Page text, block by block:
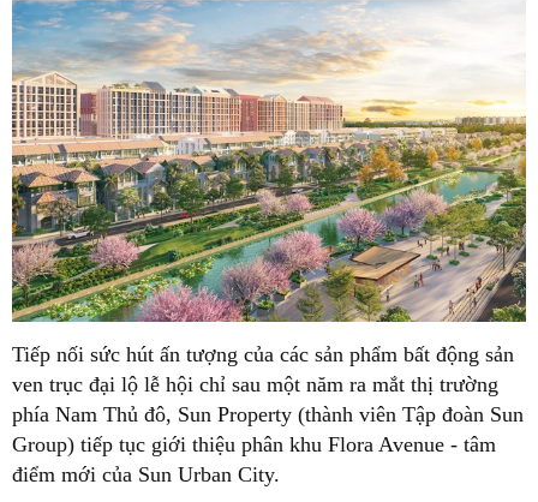
Tiếp nối sức hút ấn tượng của các sản phẩm bất động sản
ven trục đại lộ lễ hội chỉ sau một năm ra mắt thị trường
phía Nam Thủ đô, Sun Property (thành viên Tập đoàn Sun
Group) tiếp tục giới thiệu phân khu Flora Avenue - tâm
điểm mới của Sun Urban City.